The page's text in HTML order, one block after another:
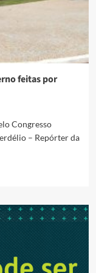
feitas por
Congresso
– Repórter da